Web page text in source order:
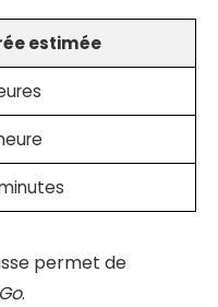
estimée
permet de
.